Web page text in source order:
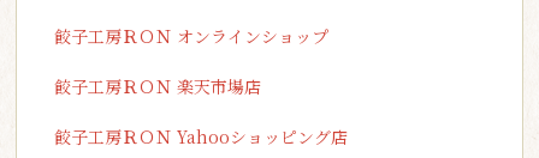
餃子工房ＲＯＮ オンラインショップ
餃子工房ＲＯＮ 楽天市場店
餃子工房ＲＯＮ Yahooショッピング店